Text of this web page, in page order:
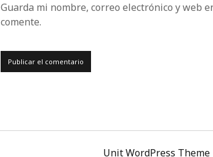
Guarda mi nombre, correo electrónico y web
comente.
Unit WordPress Theme